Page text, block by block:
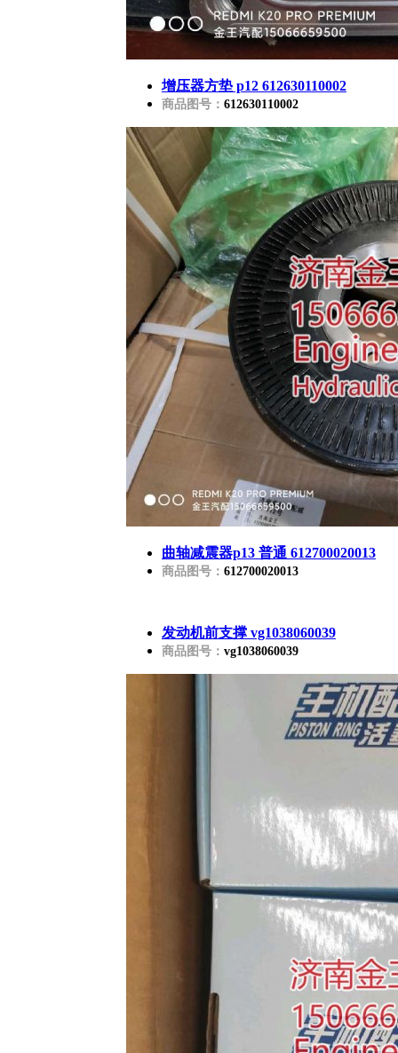
增压器方垫 p12 612630110002
商品图号： 612630110002
曲轴减震器p13 普通 612700020013
商品图号： 612700020013
发动机前支撑 vg1038060039
商品图号： vg1038060039